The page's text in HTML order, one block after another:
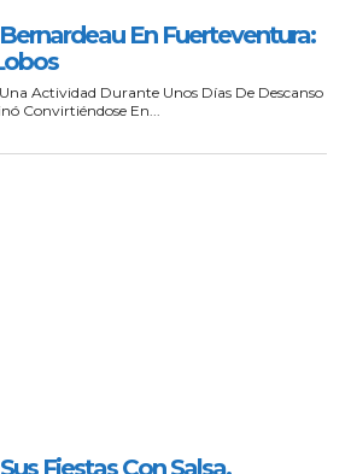
En Fuerteventura:
Actividad Durante Unos Días De Descanso
Convirtiéndose En...
Fiestas Con Salsa,